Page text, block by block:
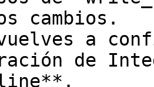
cambios.
a
de